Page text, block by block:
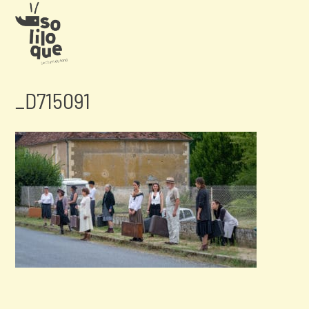
_D715091